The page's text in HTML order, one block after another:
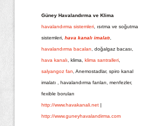
Güney Havalandırma ve Klima
havalandırma sistemleri, ısıtma ve soğutma
sistemleri, hava kanalı imalatı,
havalandırma bacaları , doğalgaz bacası,
hava kanalı , klima, klima santralleri,
salyangoz fan , Anemostadlar, spiro kanal
imalatı , havalandırma fanları, menfezler,
fexible boruları
http://www.havakanali.net|
http://www.guneyhavalandirma.com